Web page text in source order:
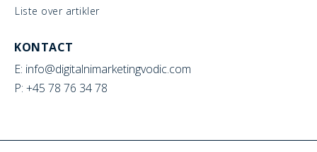
Liste over artikler
KONTACT
E: info@digitalnimarketingvodic.com
P: +45 78 76 34 78